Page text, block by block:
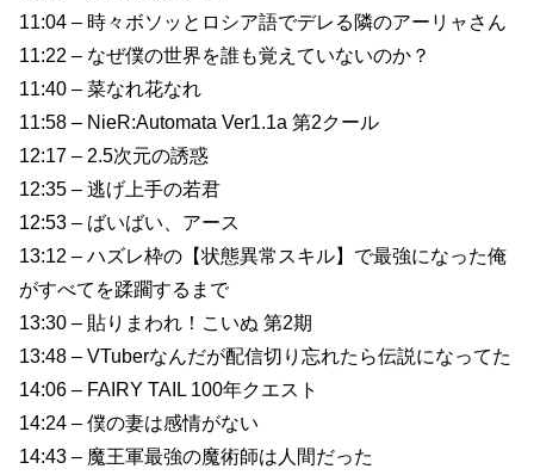
11:04 – 時々ボソッとロシア語でデレる隣のアーリャさん
11:22 – なぜ僕の世界を誰も覚えていないのか？
11:40 – 菜なれ花なれ
11:58 – NieR:Automata Ver1.1a 第2クール
12:17 – 2.5次元の誘惑
12:35 – 逃げ上手の若君
12:53 – ばいばい、アース
13:12 – ハズレ枠の【状態異常スキル】で最強になった俺
がすべてを蹂躙するまで
13:30 – 貼りまわれ！こいぬ 第2期
13:48 – VTuberなんだが配信切り忘れたら伝説になってた
14:06 – FAIRY TAIL 100年クエスト
14:24 – 僕の妻は感情がない
14:43 – 魔王軍最強の魔術師は人間だった